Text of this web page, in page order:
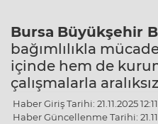
Bursa Büyükşehir
bağımlılıkla
içinde hem de
çalışmalarla
Haber Giriş Tarihi: 21.11.2025 12:11
Haber Güncellenme Tarihi: